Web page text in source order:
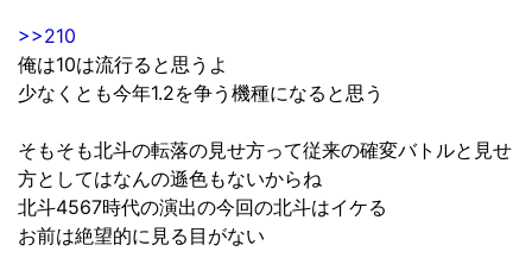
>>210
俺は10は流行ると思うよ
少なくとも今年1.2を争う機種になると思う
そもそも北斗の転落の見せ方って従来の確変バトルと見せ
方としてはなんの遜色もないからね
北斗4567時代の演出の今回の北斗はイケる
お前は絶望的に見る目がない